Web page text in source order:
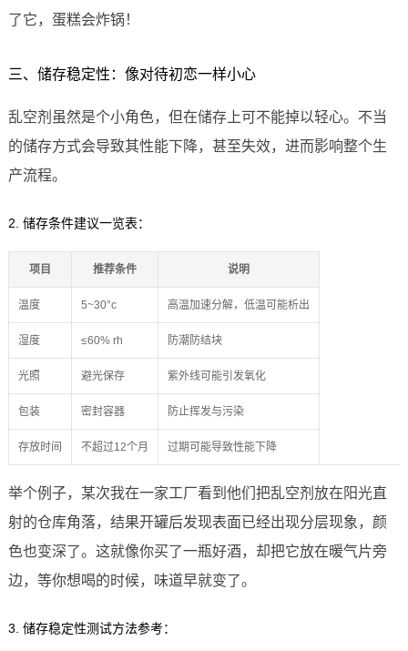
了它，蛋糕会炸锅！
三、储存稳定性：像对待初恋一样小心
乱空剂虽然是个小角色，但在储存上可不能掉以轻心。不当
的储存方式会导致其性能下降，甚至失效，进而影响整个生
产流程。
2. 储存条件建议一览表：
项目 推荐条件 说明
温度 5~30°c 高温加速分解，低温可能析出
湿度 ≤60% rh 防潮防结块
光照 避光保存 紫外线可能引发氧化
包装 密封容器 防止挥发与污染
存放时间 不超过12个月 过期可能导致性能下降
举个例子，某次我在一家工厂看到他们把乱空剂放在阳光直
射的仓库角落，结果开罐后发现表面已经出现分层现象，颜
色也变深了。这就像你买了一瓶好酒，却把它放在暖气片旁
边，等你想喝的时候，味道早就变了。
3. 储存稳定性测试方法参考：